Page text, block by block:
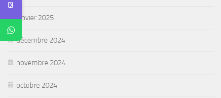
janvier 2025
décembre 2024
novembre 2024
octobre 2024